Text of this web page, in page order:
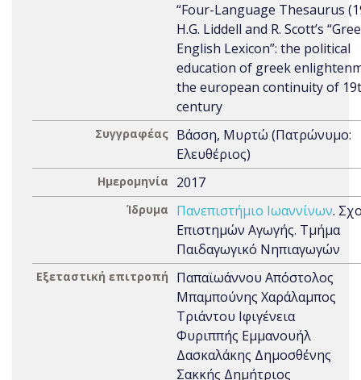
“Four-Language Thesaurus
H.G. Liddell and R. Scott’s
English Lexicon”: the political
education of greek
the european continuity of
century
Συγγραφέας Βάσση, Μυρτώ (Πατρώνυμο:
Ελευθέριος)
Ημερομηνία 2017
Ίδρυμα Πανεπιστήμιο Ιωαννίνων.
Επιστημών Αγωγής. Τμήμα
Παιδαγωγικό Νηπιαγωγών
Εξεταστική επιτροπή
Παπαϊωάννου Απόστολος
Μπαμπούνης Χαράλαμπος
Τριάντου Ιφιγένεια
Φυριππής Εμμανουήλ
Δασκαλάκης Δημοσθένης
Σακκής Δημήτριος